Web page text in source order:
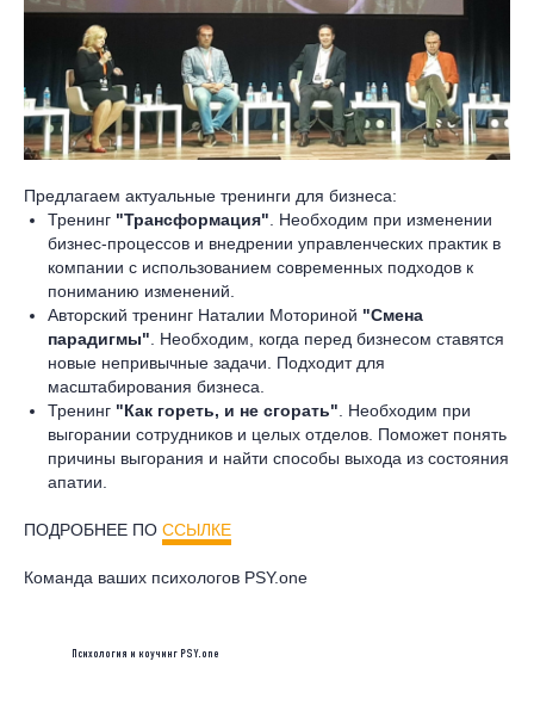
Предлагаем актуальные тренинги для бизнеса:
Тренинг "Трансформация". Необходим при изменении
бизнес-процессов и внедрении управленческих практик в
компании с использованием современных подходов к
пониманию изменений.
Авторский тренинг Наталии Моториной "Смена
парадигмы". Необходим, когда перед бизнесом ставятся
новые непривычные задачи. Подходит для
масштабирования бизнеса.
Тренинг "Как гореть, и не сгорать". Необходим при
выгорании сотрудников и целых отделов. Поможет понять
причины выгорания и найти способы выхода из состояния
апатии.
ПОДРОБНЕЕ ПО ССЫЛКЕ
Команда ваших психологов PSY.one
Психология и коучинг PSY.one